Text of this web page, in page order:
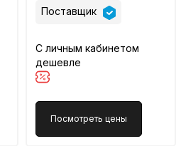
Поставщик
С личным кабинетом
дешевле
Посмотреть цены